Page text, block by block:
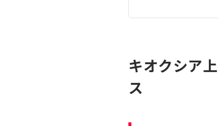
キオクシア
ス